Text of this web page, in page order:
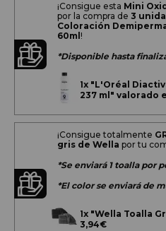
¡Consigue esta Mini
por la compra de 3
Coloración
60ml !
*Disponible hasta
1x "L'Oréal
237 ml" valorado
¡Consigue totalmente
gris de Wella por tu
*Se enviará 1 toalla por
*El color se enviará de
1x "Wella Toalla
3,94€